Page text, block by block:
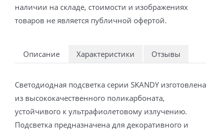
наличии на складе, стоимости и изображениях
товаров не является публичной офертой.
Описание Характеристики Отзывы
Светодиодная подсветка серии SKANDY изготовлена
из высококачественного поликарбоната,
устойчивого к ультрафиолетовому излучению.
Подсветка предназначена для декоративного и